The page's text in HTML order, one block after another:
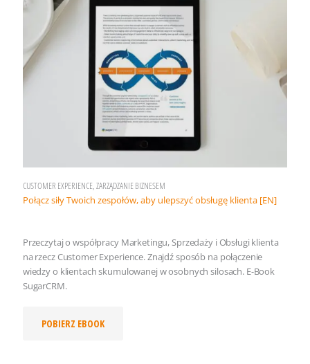
CUSTOMER EXPERIENCE, ZARZĄDZANIE BIZNESEM
Połącz siły Twoich zespołów, aby ulepszyć obsługę klienta [EN]
Przeczytaj o współpracy Marketingu, Sprzedaży i Obsługi klienta
na rzecz Customer Experience. Znajdź sposób na połączenie
wiedzy o klientach skumulowanej w osobnych silosach. E-Book
SugarCRM.
POBIERZ EBOOK